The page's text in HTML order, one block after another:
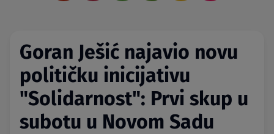
Goran Ješić najavio novu
političku inicijativu
"Solidarnost": Prvi skup u
subotu u Novom Sadu